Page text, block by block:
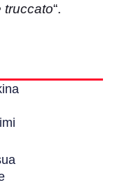
truccato“.